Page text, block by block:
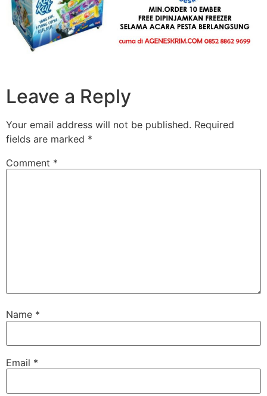
Leave a Reply
Your email address will not be published. Required
fields are marked *
Comment *
Name *
Email *